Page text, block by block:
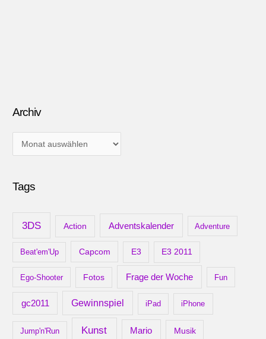
Archiv
r
Tags
3DS Action Adventskalender Adventure
Beat'em'Up Capcom E3 E3 2011
Ego-Shooter Fotos Frage der Woche Fun
gc2011 Gewinnspiel iPad iPhone
Jump'n'Run Kunst Mario Musik